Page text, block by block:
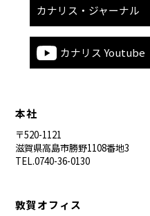
カナリス・ジャーナル
カナリス Youtube
本社
〒520-1121
滋賀県高島市勝野1108番地3
TEL.0740-36-0130
敦賀オフィス